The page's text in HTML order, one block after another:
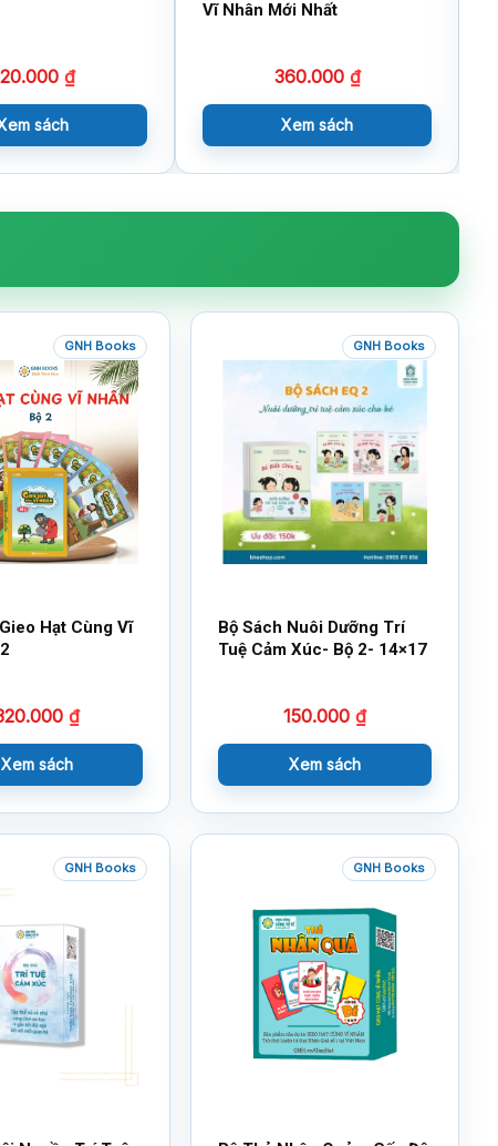
₫
sách
Vĩ Nhân Mới Nhất
360.000 ₫
Xem sách
GNH Books
Hạt Cùng Vĩ
₫
Xem sách
GNH Books
Bộ Sách Nuôi Dưỡng Trí
Tuệ Cảm Xúc- Bộ 2- 14×17
150.000₫
Xem sách
GNH Books GNH Books